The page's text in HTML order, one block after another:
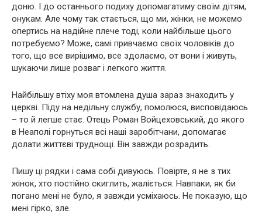
доню. I до останнього подиху допомагатиму своїм дiтям,
онукам. Але чому так стається, що ми, жiнки, не можемо
опертись на надiйне плече тодi, коли найбiльше цього
потребуємо? Може, самi привчаємо своїх чоловiкiв до
того, що все вирiшимо, все здолаємо, от вони i живуть,
шукаючи лише розваг i легкого життя.
Найбiльшу втiху моя втомлена душа зараз знаходить у
церквi. Пiду на недiльну службу, помолюся, висповiдаюсь
– то й легше стає. Отець Роман Войцеховський, до якого
в Неаполi горнуться всi нашi заробiтчани, допомагає
долати життєвi труднощi. Вiн завжди розрадить.
Пишу цi рядки i сама собi дивуюсь. Повiрте, я не з тих
жiнок, хто постiйно скиглить, жалiється. Навпаки, як би
погано менi не було, я завжди усмiхаюсь. Не показую, що
менi гiрко, зле.